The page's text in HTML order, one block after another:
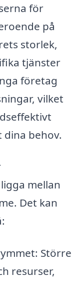
för
på
storlek,
tjänster
företag
vilket
dina behov.
mellan
Det kan
Större
resurser,